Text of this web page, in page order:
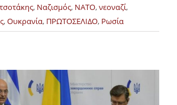
, Ναζισμός, ΝΑΤΟ,νεοναζί,
,Ουκρανία, ΠΡΩΤΟΣΕΛΙΔΟ, Ρωσία